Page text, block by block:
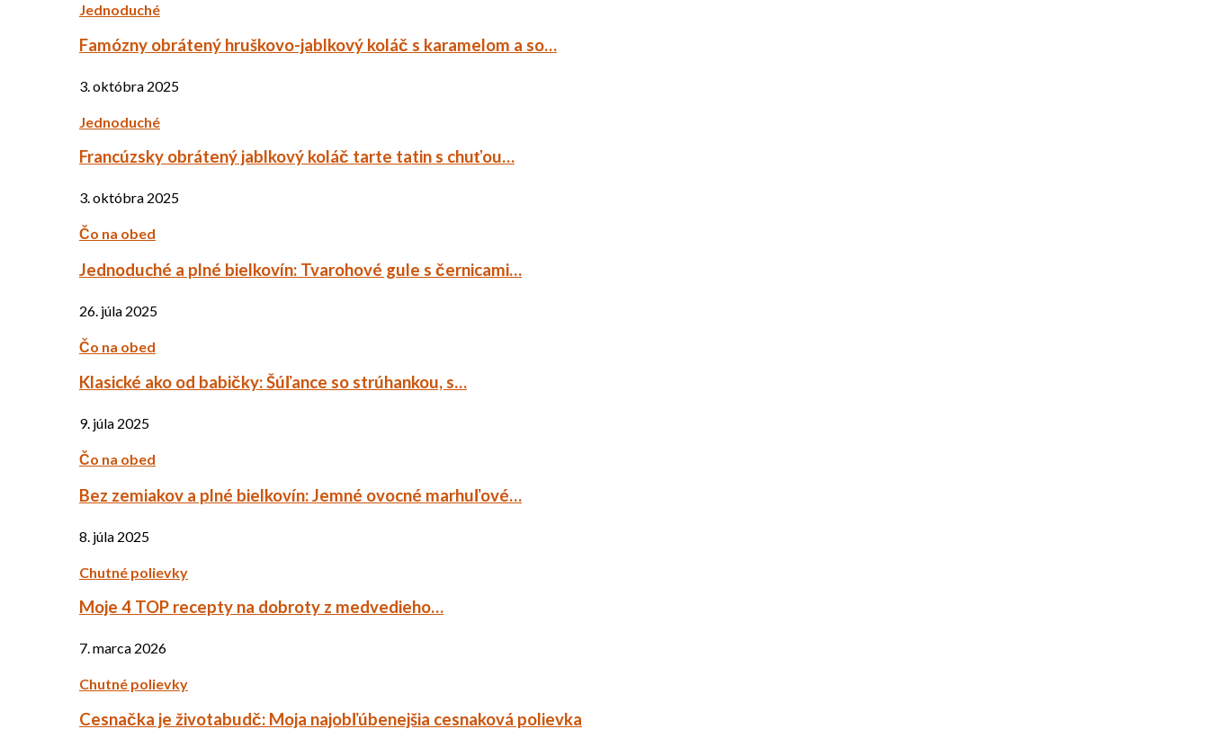
Jednoduché
Famózny obrátený hruškovo-jablkový koláč s karamelom a so…
3. októbra 2025
Jednoduché
Francúzsky obrátený jablkový koláč tarte tatin s chuťou…
3. októbra 2025
Čo na obed
Jednoduché a plné bielkovín: Tvarohové gule s černicami…
26. júla 2025
Čo na obed
Klasické ako od babičky: Šúľance so strúhankou, s…
9. júla 2025
Čo na obed
Bez zemiakov a plné bielkovín: Jemné ovocné marhuľové…
8. júla 2025
Chutné polievky
Moje 4 TOP recepty na dobroty z medvedieho…
7. marca 2026
Chutné polievky
Cesnačka je životabudč: Moja najobľúbenejšia cesnaková polievka